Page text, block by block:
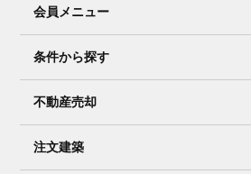
会員メニュー
条件から探す
不動産売却
注文建築